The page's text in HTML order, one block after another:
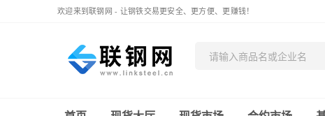
欢迎来到联钢网 - 让钢铁交易更安全、更方便、更赚钱！